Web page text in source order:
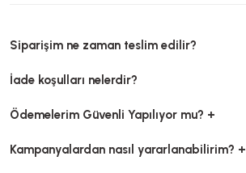
Siparişim ne zaman teslim edilir?
İade koşulları nelerdir?
Ödemelerim Güvenli Yapılıyor mu? +
Kampanyalardan nasıl yararlanabilirim? +